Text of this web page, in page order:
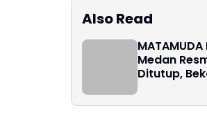
Also Read
MATAMUDA
Medan
Ditutup,
Narkoba,